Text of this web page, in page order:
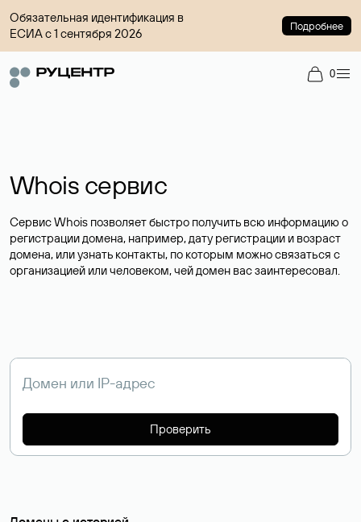
Обязательная идентификация в
ЕСИА с 1 сентября 2026
Подробнее
0
Whois сервис
Сервис Whois позволяет быстро получить всю информацию о
регистрации домена, например, дату регистрации и возраст
домена, или узнать контакты, по которым можно связаться с
организацией или человеком, чей домен вас заинтересовал.
Проверить